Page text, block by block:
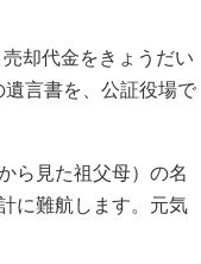
却代金をきょうだい
言書を、公証役場で
ら見た祖父母）の名
に難航します。元気